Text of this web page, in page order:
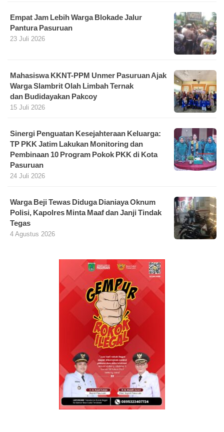
Empat Jam Lebih Warga Blokade Jalur
Pantura Pasuruan
23 Juli 2026
Mahasiswa KKNT-PPM Unmer Pasuruan Ajak
Warga Slambrit Olah Limbah Ternak
dan Budidayakan Pakcoy
15 Juli 2026
Sinergi Penguatan Kesejahteraan Keluarga:
TP PKK Jatim Lakukan Monitoring dan
Pembinaan 10 Program Pokok PKK di Kota
Pasuruan
24 Juli 2026
Warga Beji Tewas Diduga Dianiaya Oknum
Polisi, Kapolres Minta Maaf dan Janji Tindak
Tegas
4 Agustus 2026